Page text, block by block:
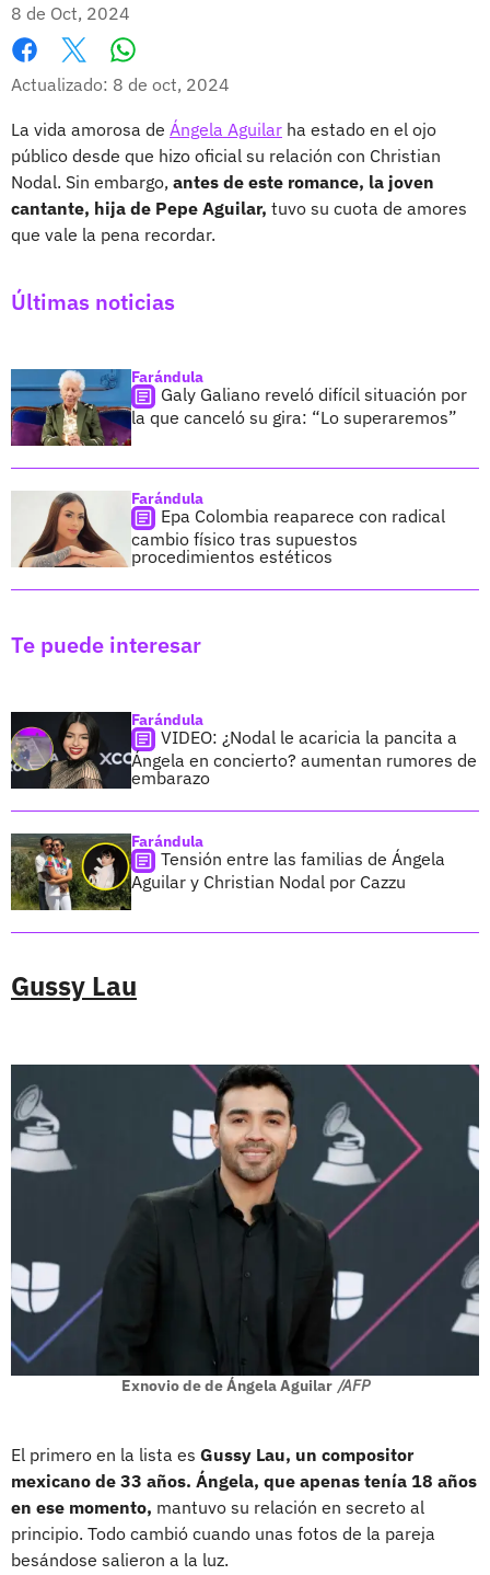
8 de Oct, 2024
Facebook
X
Actualizado: 8 de oct, 2024
La vida amorosa de Ángela Aguilar ha estado en el ojo
público desde que hizo oficial su relación con Christian
Nodal. Sin embargo, antes de este romance, la joven
cantante, hija de Pepe Aguilar, tuvo su cuota de amores
que vale la pena recordar.
Últimas noticias
Farándula
Galy Galiano reveló difícil situación por
la que canceló su gira: “Lo superaremos”
Farándula
Epa Colombia reaparece con radical
cambio físico tras supuestos
procedimientos estéticos
Te puede interesar
Farándula
VIDEO: ¿Nodal le acaricia la pancita a
Ángela en concierto? aumentan rumores de
embarazo
Farándula
Tensión entre las familias de Ángela
Aguilar y Christian Nodal por Cazzu
Gussy Lau
Exnovio de de Ángela Aguilar /AFP
El primero en la lista es Gussy Lau, un compositor
mexicano de 33 años. Ángela, que apenas tenía 18 años
en ese momento, mantuvo su relación en secreto al
principio. Todo cambió cuando unas fotos de la pareja
besándose salieron a la luz.